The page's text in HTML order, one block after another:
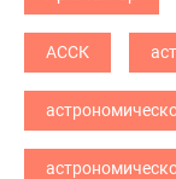
АССК